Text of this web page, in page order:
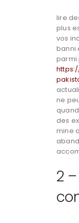
lire
plus
vos
parmi
ne
des
mine
2